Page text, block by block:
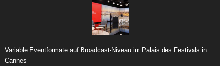
Variable Eventformate auf Broadcast-Niveau im Palais des Festivals in
Cannes